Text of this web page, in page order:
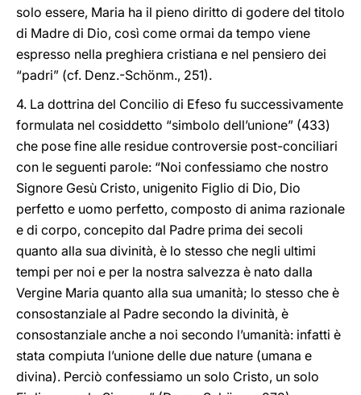
solo essere, Maria ha il pieno diritto di godere del titolo
di Madre di Dio, così come ormai da tempo viene
espresso nella preghiera cristiana e nel pensiero dei
“padri” (cf. Denz.-Schönm., 251).
4. La dottrina del Concilio di Efeso fu successivamente
formulata nel cosiddetto “simbolo dell’unione” (433)
che pose fine alle residue controversie post-conciliari
con le seguenti parole: “Noi confessiamo che nostro
Signore Gesù Cristo, unigenito Figlio di Dio, Dio
perfetto e uomo perfetto, composto di anima razionale
e di corpo, concepito dal Padre prima dei secoli
quanto alla sua divinità, è lo stesso che negli ultimi
tempi per noi e per la nostra salvezza è nato dalla
Vergine Maria quanto alla sua umanità; lo stesso che è
consostanziale al Padre secondo la divinità, è
consostanziale anche a noi secondo l’umanità: infatti è
stata compiuta l’unione delle due nature (umana e
divina). Perciò confessiamo un solo Cristo, un solo